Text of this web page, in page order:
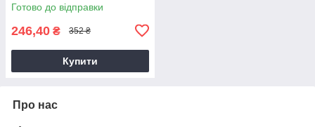
Готово до відправки
246,40 ₴ 352 ₴
Купити
Про нас